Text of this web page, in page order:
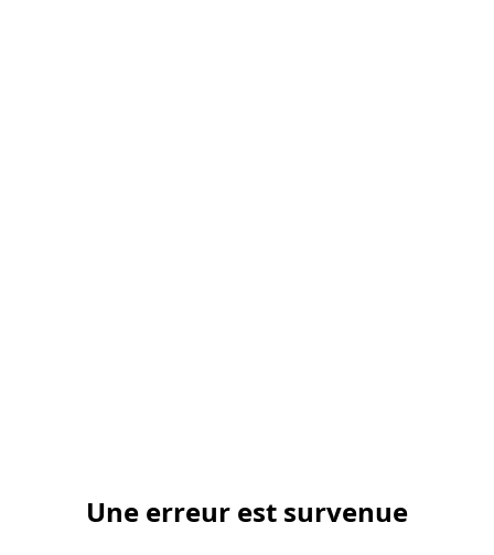
Une erreur est survenue